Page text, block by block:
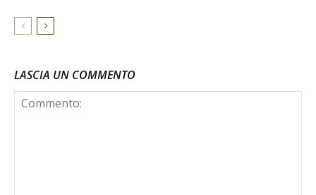
LASCIA UN COMMENTO